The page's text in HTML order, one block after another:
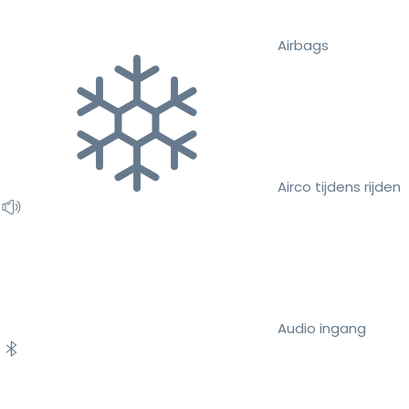
Airbags
Airco tijdens rijden
Audio ingang